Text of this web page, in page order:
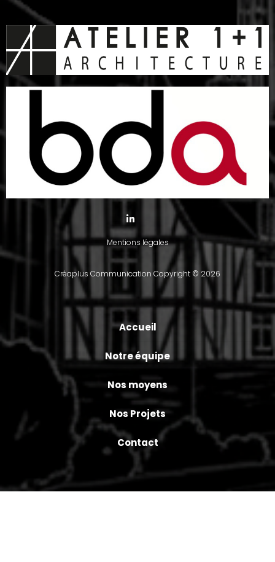
Mentions légales
Créaplus Communication Copyright © 2026
Accueil
Notre équipe
Nos moyens
Nos Projets
Contact